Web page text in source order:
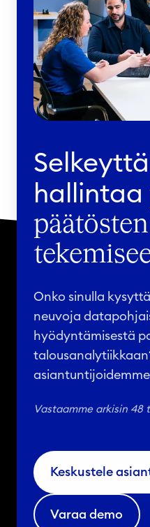
hallintaa
päätösten
Onko sinulla
neuvoja
hyödyntämisestä
Vastaamme arkisin 48
Keskustele
Varaa demo